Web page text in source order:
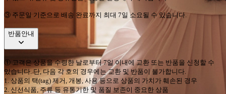
③ 주문일 기준으로 배송 완료까지 최대 7일 소요될 수 있습니다.
반품안내
① 고객은 상품을 수령한 날로부터7일 이내에 교환 또는 반품을 신청할 수
있습니다.단,다음 각 호의 경우에는 교환 및 반품이 불가합니다
1.상품의 택(tag) 제거 개봉 사용 등으로 상품의 가치가 훼손된 경우
2. 신선식품 주류 등 유통기한 및 품질 보존이 중요한 상품